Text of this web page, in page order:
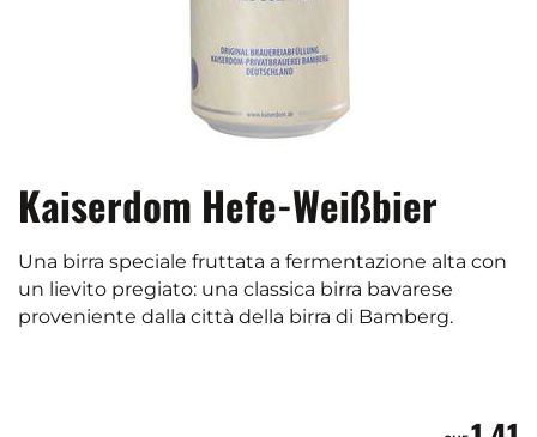
Kaiserdom Hefe-Weißbier
Una birra speciale fruttata a fermentazione alta con
un lievito pregiato: una classica birra bavarese
proveniente dalla città della birra di Bamberg.